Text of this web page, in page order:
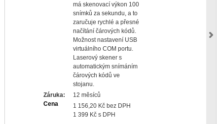
má skenovací výkon 100
snímků za sekundu, a to
zaručuje rychlé a přesné
načítání čárových kódů.
Možnost nastavení USB
virtuálního COM portu.
Laserový skener s
automatickým snímáním
čárových kódů ve
stojanu.
Záruka:
12 měsíců
Cena
1 156,20 Kč bez DPH
1 399 Kč s DPH